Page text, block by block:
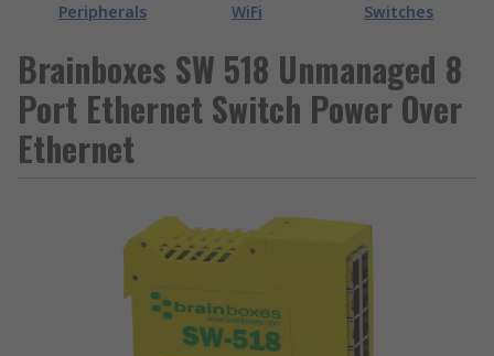
Peripherals
WiFi
Switches
Brainboxes SW 518 Unmanaged 8
Port Ethernet Switch Power Over
Ethernet